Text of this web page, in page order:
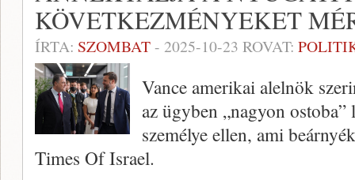
KÖVETKEZMÉNYEKET
ÍRTA: SZOMBAT- 2025-10-23 ROVAT:
Vance amerikai alelnök
az ügyben „nagyon
személye ellen, ami
Times Of Israel.